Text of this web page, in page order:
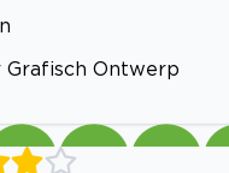
Grafisch Ontwerp